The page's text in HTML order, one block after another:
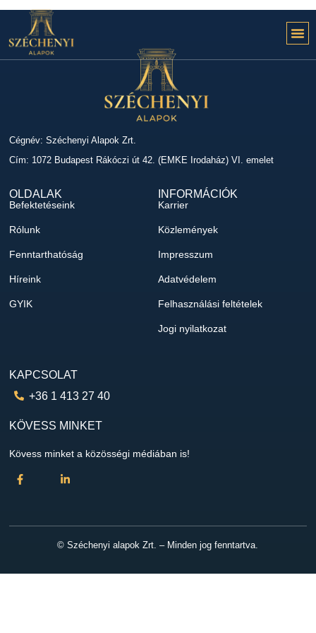
Cégnév: Széchenyi Alapok Zrt.
Cím: 1072 Budapest Rákóczi út 42. (EMKE Irodaház) VI. emelet
OLDALAK
Befektetéseink
Rólunk
Fenntarthatóság
Híreink
GYIK
INFORMÁCIÓK
Karrier
Közlemények
Impresszum
Adatvédelem
Felhasználási feltételek
Jogi nyilatkozat
KAPCSOLAT
+36 1 413 27 40
KÖVESS MINKET
Kövess minket a közösségi médiában is!
© Széchenyi alapok Zrt. – Minden jog fenntartva.